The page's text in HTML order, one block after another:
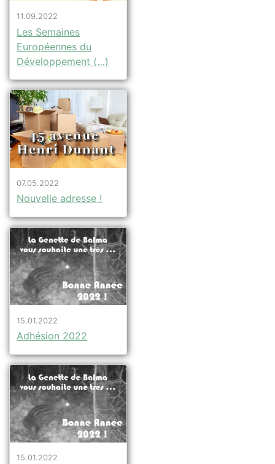
11.09.2022
Les Semaines
Européennes du
Développement (…)
07.05.2022
Nouvelle adresse !
15.01.2022
Adhésion 2022
15.01.2022